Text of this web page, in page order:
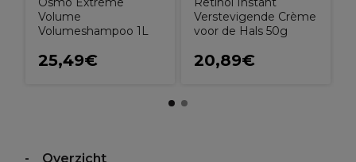
Volume
Volumeshampoo 1L
25,49€
Verstevigende Crème
voor de Hals 50g
20,89€
Overzicht